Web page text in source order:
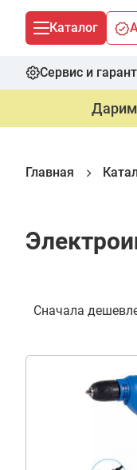
Каталог
Сервис и
Главная
Сначала
Фильтр